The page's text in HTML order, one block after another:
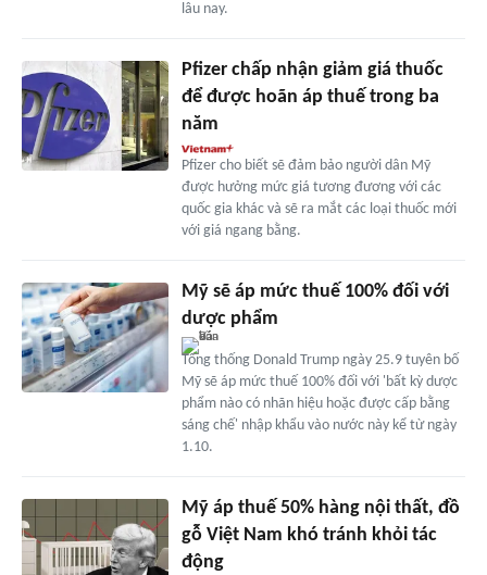
lâu nay.
Pfizer chấp nhận giảm giá thuốc
để được hoãn áp thuế trong ba
năm
Pfizer cho biết sẽ đảm bảo người dân Mỹ
được hưởng mức giá tương đương với các
quốc gia khác và sẽ ra mắt các loại thuốc mới
với giá ngang bằng.
Mỹ sẽ áp mức thuế 100% đối với
dược phẩm
Tổng thống Donald Trump ngày 25.9 tuyên bố
Mỹ sẽ áp mức thuế 100% đối với 'bất kỳ dược
phẩm nào có nhãn hiệu hoặc được cấp bằng
sáng chế' nhập khẩu vào nước này kể từ ngày
1.10.
Mỹ áp thuế 50% hàng nội thất, đồ
gỗ Việt Nam khó tránh khỏi tác
động